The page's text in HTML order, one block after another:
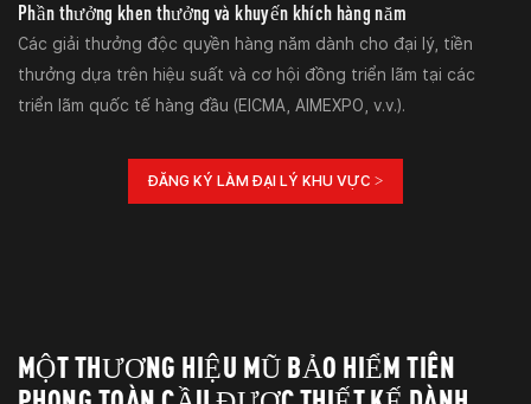
Phần thưởng khen thưởng và khuyến khích hàng năm
Các giải thưởng độc quyền hàng năm dành cho đại lý, tiền
thưởng dựa trên hiệu suất và cơ hội đồng triển lãm tại các
triển lãm quốc tế hàng đầu (EICMA, AIMEXPO, v.v.).
ĐĂNG KÝ LÀM ĐẠI LÝ KHU VỰC >
MỘT THƯƠNG HIỆU MŨ BẢO HIỂM TIÊN